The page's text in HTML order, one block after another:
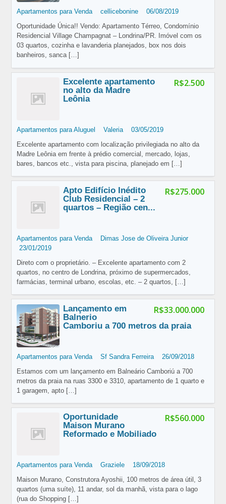
Apartamentos para Venda cellicebonine
06/08/2019
Oportunidade Única!! Vendo: Apartamento Térreo, Condomínio
Residencial Village Champagnat – Londrina/PR. Imóvel com os
03 quartos, cozinha e lavanderia planejados, box nos dois
banheiros, sanca […]
R$2.500
Excelente apartamento
no alto da Madre
Leônia
Apartamentos para Aluguel Valeria
03/05/2019
Excelente apartamento com localização privilegiada no alto da
Madre Leônia em frente à prédio comercial, mercado, lojas,
bares, bancos etc., vista para piscina, planejado em […]
R$275.000
Apto Edifício Inédito
Club Residencial – 2
quartos – Região cen...
Apartamentos para Venda
Dimas Jose de Oliveira Junior
23/01/2019
Direto com o proprietário. – Excelente apartamento com 2
quartos, no centro de Londrina, próximo de supermercados,
farmácias, terminal urbano, escolas, etc. – 2 quartos,
[…]
R$33.000.000
Lançamento em
Balnerio
Camboriu a 700 metros da praia
Apartamentos para Venda Sf Sandra Ferreira
26/09/2018
Estamos com um lançamento em Balneário Camboriú a 700
metros da praia na ruas 3300 e 3310, apartamento de 1 quarto e
1 garagem, apto […]
R$560.000
Oportunidade
Maison Murano
Reformado e Mobiliado
Apartamentos para Venda Graziele
18/09/2018
Maison Murano, Construtora Ayoshii, 100 metros de área útil, 3
quartos (uma suíte), 11 andar, sol da manhã, vista para o lago
(rua do Shopping […]